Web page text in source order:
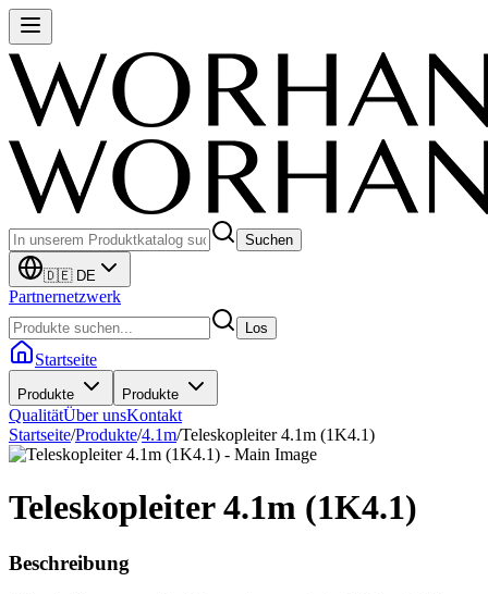
Suchen
🇩🇪 DE
Partnernetzwerk
Los
Startseite
Produkte Produkte
QualitätÜber unsKontakt
Startseite/Produkte/4.1m/Teleskopleiter 4.1m (1K4.1)
Teleskopleiter 4.1m (1K4.1)
Beschreibung